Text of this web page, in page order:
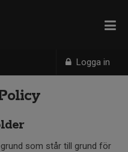
Logga in
som står till grund för